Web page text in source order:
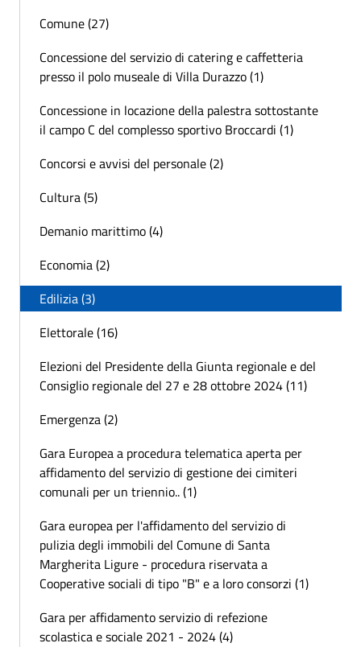
Comune (27)
Concessione del servizio di catering e caffetteria
presso il polo museale di Villa Durazzo (1)
Concessione in locazione della palestra sottostante
il campo C del complesso sportivo Broccardi (1)
Concorsi e avvisi del personale (2)
Cultura (5)
Demanio marittimo (4)
Economia (2)
Edilizia (3)
Elettorale (16)
Elezioni del Presidente della Giunta regionale e del
Consiglio regionale del 27 e 28 ottobre 2024 (11)
Emergenza (2)
Gara Europea a procedura telematica aperta per
affidamento del servizio di gestione dei cimiteri
comunali per un triennio.. (1)
Gara europea per l'affidamento del servizio di
pulizia degli immobili del Comune di Santa
Margherita Ligure - procedura riservata a
Cooperative sociali di tipo "B" e a loro consorzi (1)
Gara per affidamento servizio di refezione
scolastica e sociale 2021 - 2024 (4)